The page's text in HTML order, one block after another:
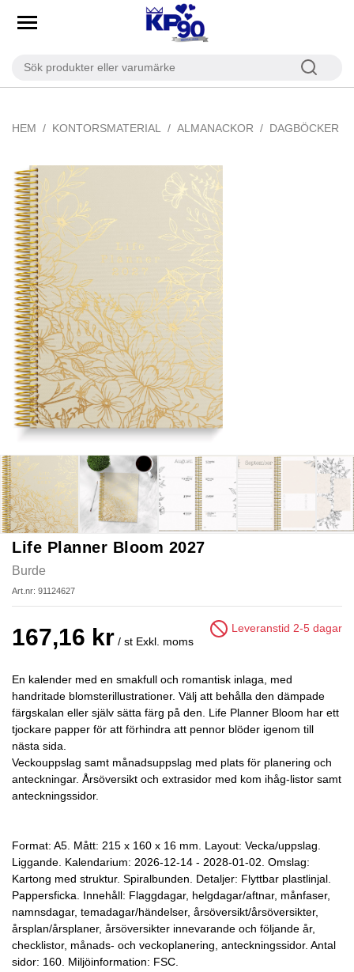
HEM KONTORSMATERIAL ALMANACKOR DAGBÖCKER
Life Planner Bloom 2027
Burde
Art.nr: 91124627
167,16 kr / st Exkl. moms
Leveranstid 2-5 dagar
En kalender med en smakfull och romantisk inlaga, med
handritade blomsterillustrationer. Välj att behålla den dämpade
färgskalan eller själv sätta färg på den. Life Planner Bloom har ett
tjockare papper för att förhindra att pennor blöder igenom till
nästa sida.
Veckouppslag samt månadsuppslag med plats för planering och
anteckningar. Årsöversikt och extrasidor med kom ihåg-listor samt
anteckningssidor.
Format: A5. Mått: 215 x 160 x 16 mm. Layout: Vecka/uppslag.
Liggande. Kalendarium: 2026-12-14 - 2028-01-02. Omslag:
Kartong med struktur. Spiralbunden. Detaljer: Flyttbar plastlinjal.
Pappersficka. Innehåll: Flaggdagar, helgdagar/aftnar, månfaser,
namnsdagar, temadagar/händelser, årsöversikt/årsöversikter,
årsplan/årsplaner, årsöversikter innevarande och följande år,
checklistor, månads- och veckoplanering, anteckningssidor. Antal
sidor: 160. Miljöinformation: FSC.